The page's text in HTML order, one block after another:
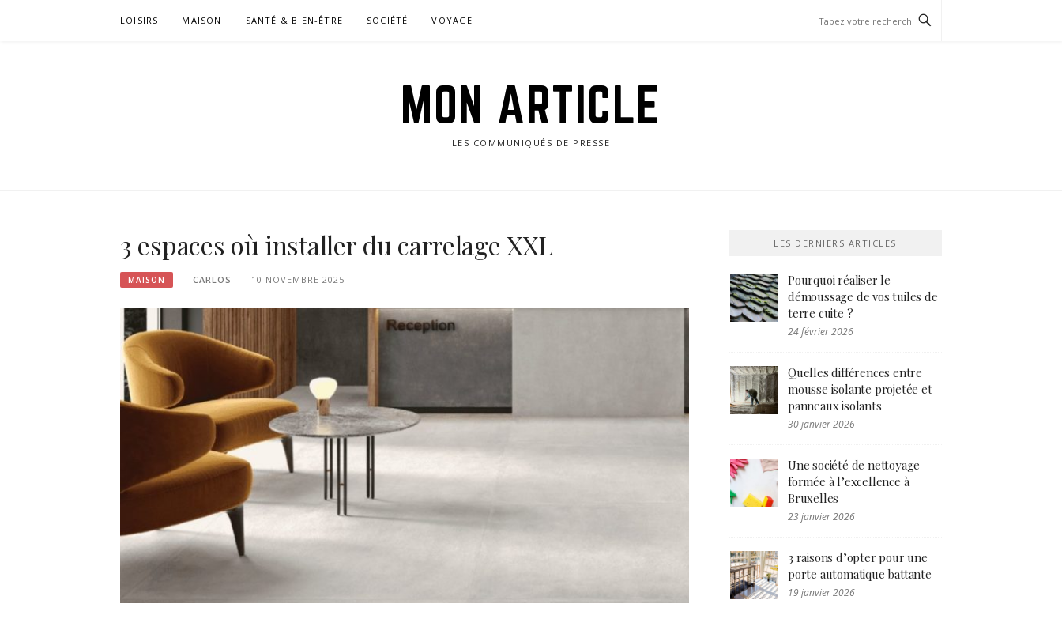
LOISIRS MAISON SANTÉ & BIEN-ÊTRE SOCIÉTÉ VOYAGE
MON ARTICLE
LES COMMUNIQUÉS DE PRESSE
3 espaces où installer du carrelage XXL
MAISON CARLOS 10 NOVEMBRE 2025
LES DERNIERS ARTICLES
Pourquoi réaliser le
démoussage de vos tuiles de
terre cuite ?
24 février 2026
Quelles différences entre
mousse isolante projetée et
panneaux isolants
30 janvier 2026
Une société de nettoyage
formée à l’excellence à
Bruxelles
23 janvier 2026
3 raisons d’opter pour une
porte automatique battante
19 janvier 2026